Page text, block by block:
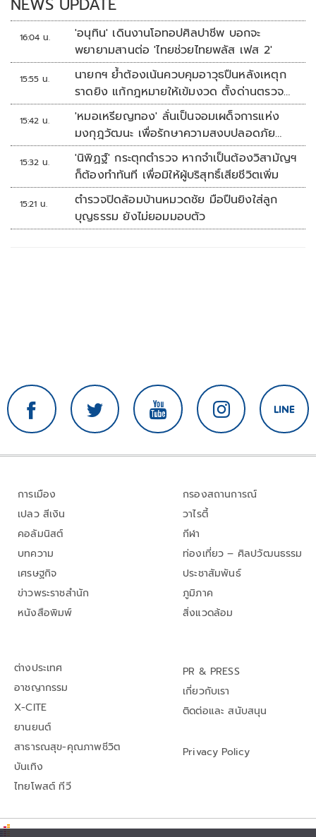
16:04 น.
'อนุทิน' เดินงานโอทอปศิลปาชีพ บอกจะ
พยายามสานต่อ 'ไทยช่วยไทยพลัส เฟส 2'
15:55 น.
นายกฯ ย้ำต้องเน้นควบคุมอาวุธปืนหลังเหตุก
ราดยิง แก้กฎหมายให้เข้มงวด ตั้งด่านตรวจ
เพิ่ม
15:42 น.
'หมอเหรียญทอง' ลั่นเป็นจอมเผด็จการแห่ง
มงกุฎวัฒนะ เพื่อรักษาความสงบปลอดภัย
ภายในรพ.
15:32 น.
'นิพิฏฐ์' กระตุกตำรวจ หากจำเป็นต้องวิสามัญฯ
ก็ต้องทำทันที เพื่อมิให้ผู้บริสุทธิ์เสียชีวิตเพิ่ม
15:21 น.
ตำรวจปิดล้อมบ้านหมวดชัย มือปืนยิงใส่ลูก
บุญธรรม ยังไม่ยอมมอบตัว
การเมือง
เปลว สีเงิน
คอลัมนิสต์
บทความ
เศรษฐกิจ
ข่าวพระราชสำนัก
หนังสือพิมพ์
กรองสถานการณ์
วาไรตี้
กีฬา
ท่องเที่ยว – ศิลปวัฒนธรรม
ประชาสัมพันธ์
ภูมิภาค
สิ่งแวดล้อม
ต่างประเทศ
อาชญากรรม
X-CITE
ยานยนต์
สาธารณสุข-คุณภาพชีวิต
บันเทิง
ไทยโพสต์ ทีวี
PR & PRESS
เกี่ยวกับเรา
ติดต่อและ สนับสนุน
Privacy Policy